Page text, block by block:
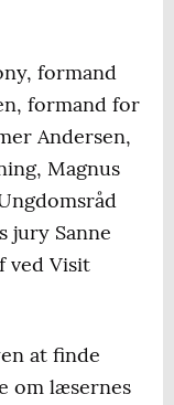
formand
formand for
Andersen,
Magnus
jury Sanne
ved Visit
at finde
om læsernes